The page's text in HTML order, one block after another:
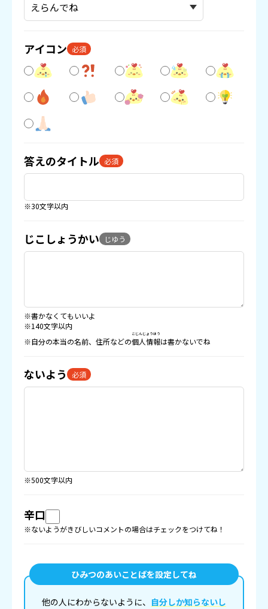
アイコン 必須
答えのタイトル 必須
※30文字以内
じこしょうかい じゆう
※書かなくてもいいよ
※140文字以内
※自分の本当の名前、住所などの個人情報
こじんじょうほう
は書かないでね
ないよう 必須
※500文字以内
辛口
※ないようがきびしいコメントの場合はチェックをつけてね！
ひみつのあいことばを設定してね
他の人にわからないように、 自分しか知らないし